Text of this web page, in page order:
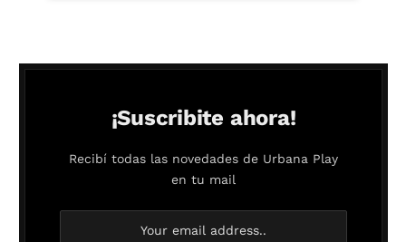
¡Suscribite ahora!
Recibí todas las novedades de Urbana Play
en tu mail